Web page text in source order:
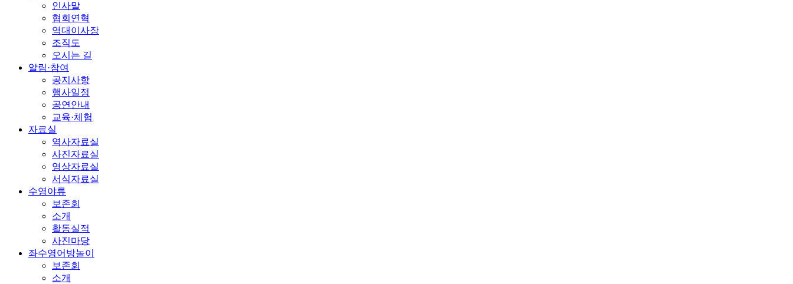
인사말
협회연혁
역대이사장
조직도
오시는 길
알림·참여
공지사항
행사일정
공연안내
교육·체험
자료실
역사자료실
사진자료실
영상자료실
서식자료실
수영야류
보존회
소개
활동실적
사진마당
좌수영어방놀이
보존회
소개